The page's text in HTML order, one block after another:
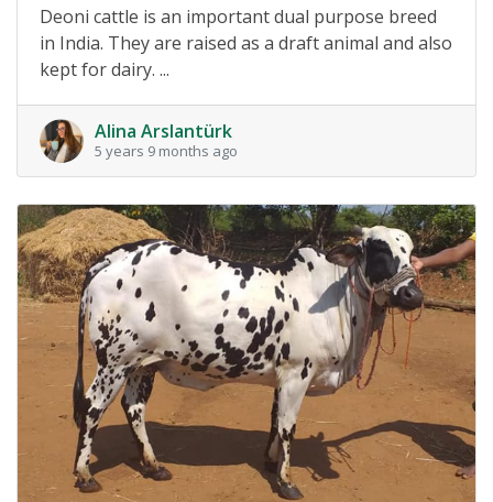
Deoni cattle is an important dual purpose breed
in India. They are raised as a draft animal and also
kept for dairy. ...
Alina Arslantürk
5 years 9 months ago